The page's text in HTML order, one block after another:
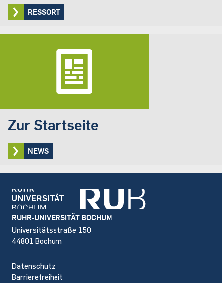
RESSORT
Zur Startseite
NEWS
Footer
RUHR-UNIVERSITÄT BOCHUM
Universitätsstraße 150
44801 Bochum
Datenschutz
Barrierefreiheit